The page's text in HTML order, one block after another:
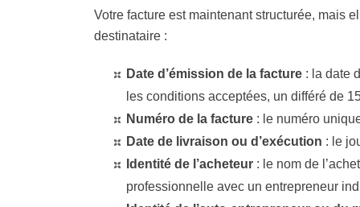
Votre facture est maintenant structurée, mais
destinataire :
Date d’émission de la facture : la date
les conditions acceptées, un différé de
Numéro de la facture : le numéro
Date de livraison ou d’exécution : le
Identité de l’acheteur : le nom de
professionnelle avec un entrepreneur